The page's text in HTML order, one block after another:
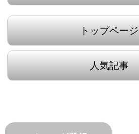
トップページ
人気記事